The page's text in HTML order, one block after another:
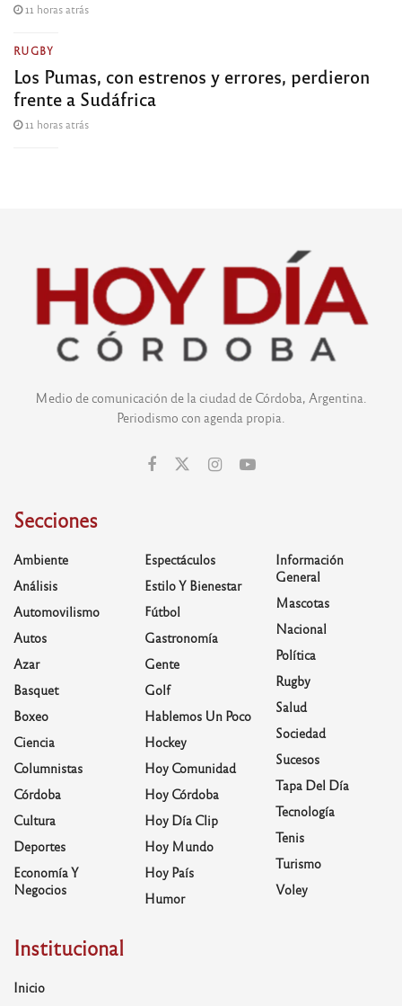
11 horas atrás
RUGBY
Los Pumas, con estrenos y errores, perdieron
frente a Sudáfrica
11 horas atrás
Medio de comunicación de la ciudad de Córdoba, Argentina.
Periodismo con agenda propia.
Secciones
Ambiente
Análisis
Automovilismo
Autos
Azar
Basquet
Boxeo
Ciencia
Columnistas
Córdoba
Cultura
Deportes
Economía Y
Negocios
Espectáculos
Estilo Y Bienestar
Fútbol
Gastronomía
Gente
Golf
Hablemos Un Poco
Hockey
Hoy Comunidad
Hoy Córdoba
Hoy Día Clip
Hoy Mundo
Hoy País
Humor
Información
General
Mascotas
Nacional
Política
Rugby
Salud
Sociedad
Sucesos
Tapa Del Día
Tecnología
Tenis
Turismo
Voley
Institucional
Inicio